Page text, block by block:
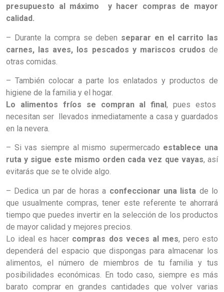
presupuesto al máximo y hacer compras de mayor
calidad.
– Durante la compra se deben separar en el carrito las
carnes, las aves, los pescados y mariscos crudos de
otras comidas.
– También colocar a parte los enlatados y productos de
higiene de la familia y el hogar.
Lo alimentos fríos se compran al final, pues estos
necesitan ser llevados inmediatamente a casa y guardados
en la nevera.
– Si vas siempre al mismo supermercado establece una
ruta y sigue este mismo orden cada vez que vayas, así
evitarás que se te olvide algo.
– Dedica un par de horas a confeccionar una lista de lo
que usualmente compras, tener este referente te ahorrará
tiempo que puedes invertir en la selección de los productos
de mayor calidad y mejores precios.
Lo ideal es hacer compras dos veces al mes, pero esto
dependerá del espacio que dispongas para almacenar los
alimentos, el número de miembros de tu familia y tus
posibilidades económicas. En todo caso, siempre es más
barato comprar en grandes cantidades que volver varias